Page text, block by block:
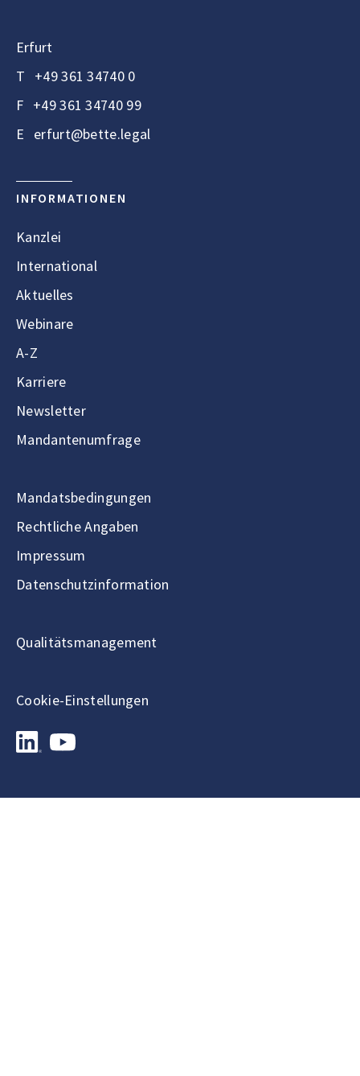
Erfurt
T +49 361 34740 0
F +49 361 34740 99
E erfurt@bette.legal
INFORMATIONEN
Kanzlei
International
Aktuelles
Webinare
A-Z
Karriere
Newsletter
Mandantenumfrage
Mandatsbedingungen
Rechtliche Angaben
Impressum
Datenschutzinformation
Qualitätsmanagement
Cookie-Einstellungen